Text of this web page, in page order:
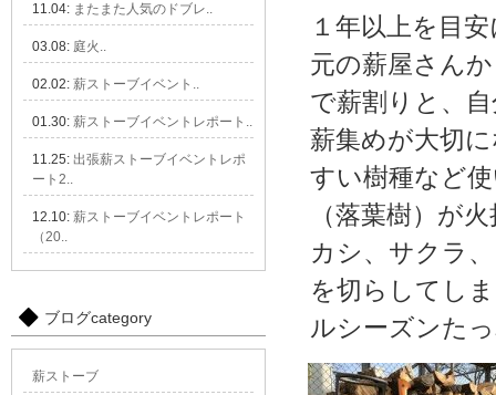
１年以上を目
元の薪屋さん
で薪割りと、
薪集めが大切
すい樹種など
（落葉樹）が
カシ、サクラ
を切らしてし
ルシーズンた
11.04: またまた人気のドブレ..
03.08: 庭火..
02.02: 薪ストーブイベント..
01.30: 薪ストーブイベントレポート..
11.25: 出張薪ストーブイベントレポ
ート2..
12.10: 薪ストーブイベントレポート
（20..
ブログcategory
薪ストーブ